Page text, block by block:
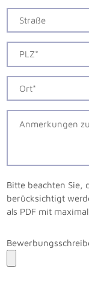
Bitte beachten Sie,
berücksichtigt
als PDF mit